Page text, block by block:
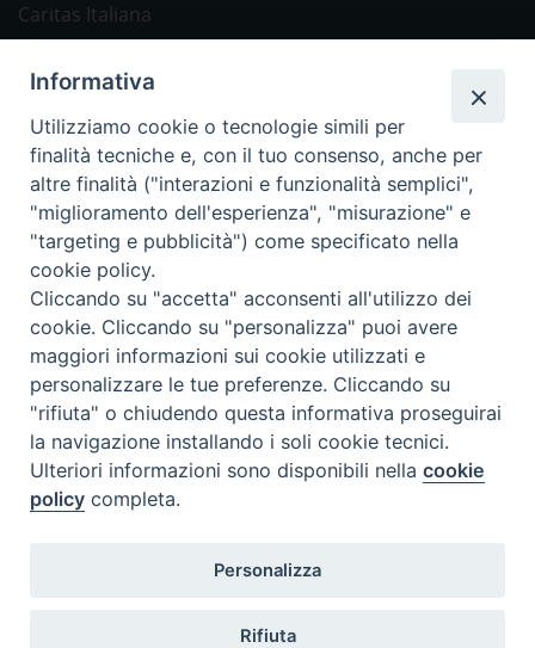
Caritas Italiana
Caritas Internationalis
TV 2000
Inblu 2000
Avvenire
Sir
Scarp de’ Tenis
Newsletter
ISCRIVITI ALLA NEWSLETTER
Informativa
Utilizziamo cookie o tecnologie simili per
finalità tecniche e, con il tuo consenso, anche per
altre finalità ("interazioni e funzionalità semplici",
"miglioramento dell'esperienza", "misurazione" e
"targeting e pubblicità") come specificato nella
cookie policy.
Cliccando su "accetta" acconsenti all'utilizzo dei
cookie. Cliccando su "personalizza" puoi avere
maggiori informazioni sui cookie utilizzati e
personalizzare le tue preferenze. Cliccando su
"rifiuta" o chiudendo questa informativa proseguirai
la navigazione installando i soli cookie tecnici.
Ulteriori informazioni sono disponibili nellacookie
policy completa.
Personalizza
Rifiuta